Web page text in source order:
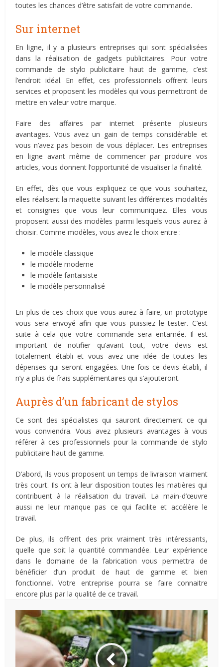
toutes les chances d’être satisfait de votre commande.
Sur internet
En ligne, il y a plusieurs entreprises qui sont spécialisées
dans la réalisation de gadgets publicitaires. Pour votre
commande de stylo publicitaire haut de gamme, c’est
l’endroit idéal. En effet, ces professionnels offrent leurs
services et proposent les modèles qui vous permettront de
mettre en valeur votre marque.
Faire des affaires par internet présente plusieurs
avantages. Vous avez un gain de temps considérable et
vous n’avez pas besoin de vous déplacer. Les entreprises
en ligne avant même de commencer par produire vos
articles, vous donnent l’opportunité de visualiser la finalité.
En effet, dès que vous expliquez ce que vous souhaitez,
elles réalisent la maquette suivant les différentes modalités
et consignes que vous leur communiquez. Elles vous
proposent aussi des modèles parmi lesquels vous aurez à
choisir. Comme modèles, vous avez le choix entre :
le modèle classique
le modèle moderne
le modèle fantaisiste
le modèle personnalisé
En plus de ces choix que vous aurez à faire, un prototype
vous sera envoyé afin que vous puissiez le tester. C’est
suite à cela que votre commande sera entamée. Il est
important de notifier qu’avant tout, votre devis est
totalement établi et vous avez une idée de toutes les
dépenses qui seront engagées. Une fois ce devis établi, il
n’y a plus de frais supplémentaires qui s’ajouteront.
Auprès d’un fabricant de stylos
Ce sont des spécialistes qui sauront directement ce qui
vous conviendra. Vous avez plusieurs avantages à vous
référer à ces professionnels pour la commande de stylo
publicitaire haut de gamme.
D’abord, ils vous proposent un temps de livraison vraiment
très court. Ils ont à leur disposition toutes les matières qui
contribuent à la réalisation du travail. La main-d’œuvre
aussi ne leur manque pas ce qui facilite et accélère le
travail.
De plus, ils offrent des prix vraiment très intéressants,
quelle que soit la quantité commandée. Leur expérience
dans le domaine de la fabrication vous permettra de
bénéficier d’un produit de haut de gamme et bien
fonctionnel. Votre entreprise pourra se faire connaitre
encore plus par la qualité de ce travail.